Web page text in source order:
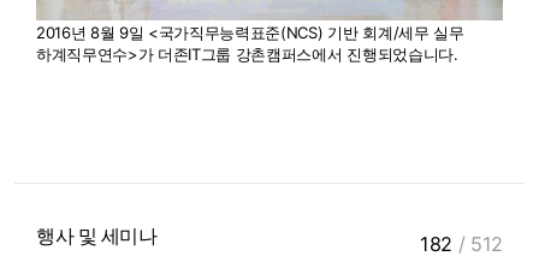
2016년 8월 9일 <국가직무능력표준(NCS) 기반 회계/세무 실무
하계직무연수>가 더존IT그룹 강촌캠퍼스에서 진행되었습니다.
행사 및 세미나 182 / 512